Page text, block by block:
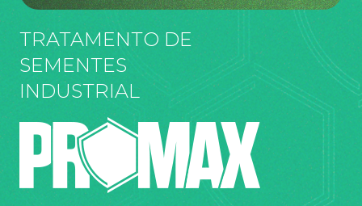
TRATAMENTO DE
SEMENTES
INDUSTRIAL